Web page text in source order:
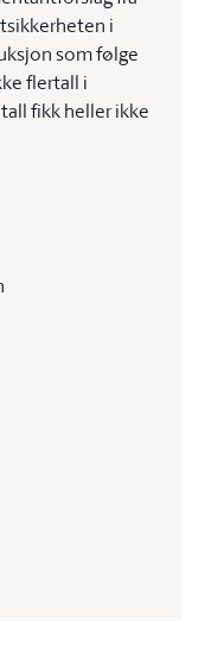
i
som følge
flertall i
fikk heller ikke